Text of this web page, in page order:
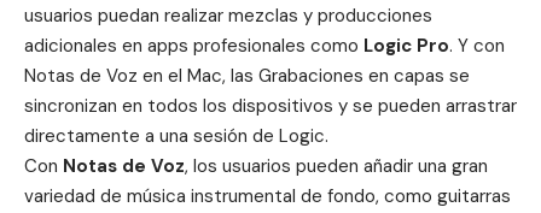
usuarios puedan realizar mezclas y producciones
adicionales en apps profesionales como Logic Pro. Y con
Notas de Voz en el Mac, las Grabaciones en capas se
sincronizan en todos los dispositivos y se pueden arrastrar
directamente a una sesión de Logic.
Con Notas de Voz, los usuarios pueden añadir una gran
variedad de música instrumental de fondo, como guitarras